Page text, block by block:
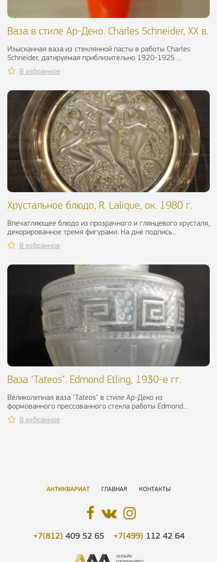
Ваза в стиле Ар-Деко. Charles Schneider, ХХ в.
Изысканная ваза из стеклянной пасты в работы Charles
Schneider, датируемая приблизительно 1920-1925 ...
В избранное
Хрустальное блюдо, R. Lalique, ок. 1980 г.
Впечатляющее блюдо из прозрачного и глянцевого хрусталя,
декорированное тремя фигурами. На дне подпись...
В избранное
Ваза "Tateos". Edmond Etling, 1930-е гг.
Великолепная ваза "Tateos" в стиле Ар-Деко из
формованного прессованного стекла работы Edmond...
В избранное
АНТИКВАРИАТ ГЛАВНАЯ КОНТАКТЫ
+7(812) 409 52 65 +7(499) 112 42 64